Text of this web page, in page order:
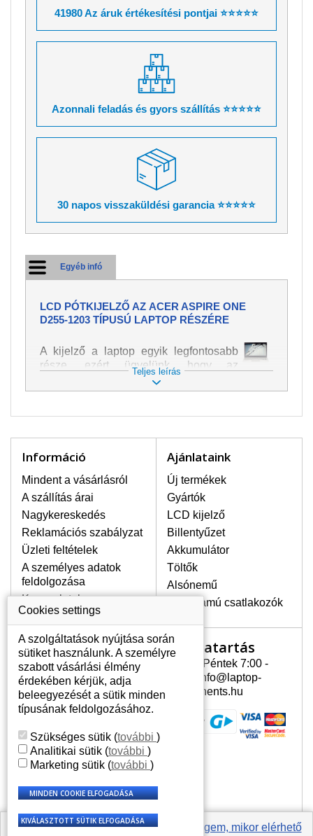
Értesíts engem, mikor elérhető
41980 Az áruk értékesítési pontjai ⭐⭐⭐⭐⭐
Azonnali feladás és gyors szállítás ⭐⭐⭐⭐⭐
30 napos visszaküldési garancia ⭐⭐⭐⭐⭐
Egyéb infó
LCD PÓTKIJELZŐ AZ ACER ASPIRE ONE
D255-1203 TÍPUSÚ LAPTOP RÉSZÉRE
A kijelző a laptop egyik legfontosabb
része, ezért ügyelünk, hogy az
pótalkatrész a legjobb minőségű
legyen. A kép és szöveg különféle
laptoppal legnagyobb óvatossággal
bekövetkezett sérülések közé a
mechanikai sérüléseket lehet besorolni,
mint pl. széttört vagy megrepedt kijelző.
Továbbá még a függőleges csíkozást,
kijelző sötétségét, villogását vagy
egyenetlen fényességét.
LEGMAGASABB MINŐSÉGŰ
LCD KIJELZŐ!
A raktáron csakis eredeti
jótállás egész ideje alatt a pixelek
hibásodása nélkül, teljesítik az
A+ minőségi kategória igényes
feltételeit.
HOGYAN TUDJA MEGÁLLAPÍTANI
MILYEN KIJELZŐ SZÜKSÉGES A
A kijelzőt a laptop modeljle alapján lehet
kikeresni, amely megjelölés megtalálható
a laptop alulsó részén található címkén
ábrázolva van egy keretben vagy a
billentyűzetnél a vázon is. Abban az
esetben, amennyiben a sérült vagy
Teljes leírás
Információ
Mindent a vásárlásról
A szállítás árai
Nagykereskedés
Reklamációs szabályzat
Üzleti feltételek
A személyes adatok
feldolgozása
Kapcsolatok
Ajánlataink
Új termékek
Gyártók
LCD kijelző
Billentyűzet
Akkumulátor
Töltők
Alsónemű
Erősáramú csatlakozók
Az Ön számlája
Az Ön számlája
Személyes információk
Címek
Nyitvatartás
Hétfõ - Péntek 7:00 -
15:30 info@laptop-
components.hu
Cookies settings
A szolgáltatások nyújtása során
sütiket használunk. A személyre
szabott vásárlási élmény
érdekében kérjük, adja
beleegyezését a sütik minden
típusának feldolgozásához.
Szükséges sütik (további )
Analitikai sütik (további )
Marketing sütik (további )